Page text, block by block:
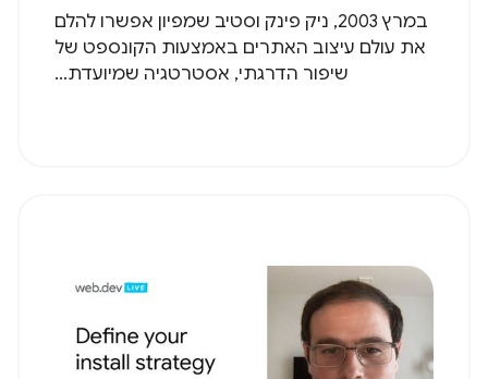
במרץ 2003, ניק פינק וסטיב שמפיון אפשרו להלם
את עולם עיצוב האתרים באמצעות הקונספט של
שיפור הדרגתי, אסטרטגיה שמיועדת...